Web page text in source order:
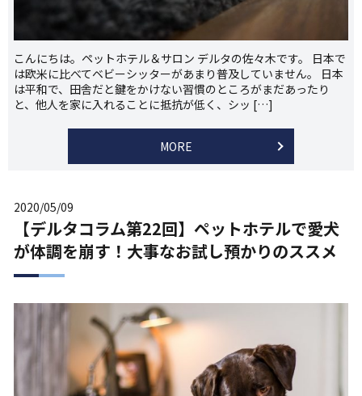
こんにちは。ペットホテル＆サロン デルタの佐々木です。 日本で
は欧米に比べてベビーシッターがあまり普及していません。 日本
は平和で、田舎だと鍵をかけない習慣のところがまだあったり
と、他人を家に入れることに抵抗が低く、シッ […]
MORE
2020/05/09
【デルタコラム第22回】ペットホテルで愛犬
が体調を崩す！大事なお試し預かりのススメ